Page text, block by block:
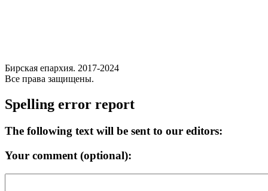
Бирская епархия. 2017-2024
Все права защищены.
Spelling error report
The following text will be sent to our editors:
Your comment (optional):